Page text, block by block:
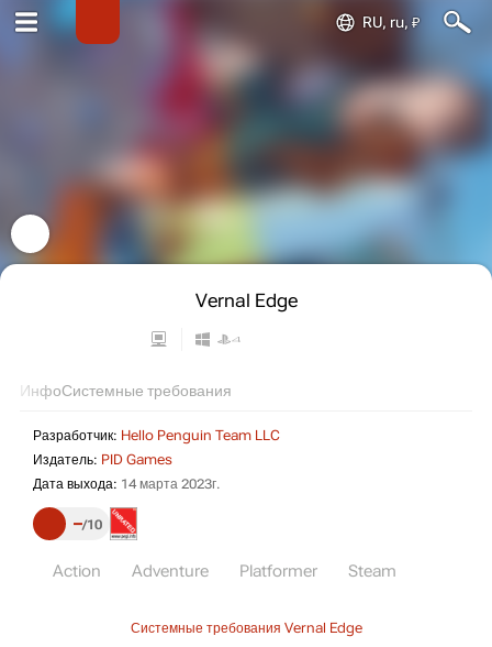
RU, ru, ₽
Vernal Edge
ИнфоСистемные требования
Разработчик: Hello Penguin Team LLC
Издатель: PID Games
Дата выхода: 14 марта 2023г.
– 10
Action Adventure Platformer Steam
Системные требования Vernal Edge